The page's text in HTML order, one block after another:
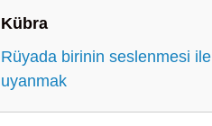
Kübra
Rüyada birinin seslenmesi ile
uyanmak